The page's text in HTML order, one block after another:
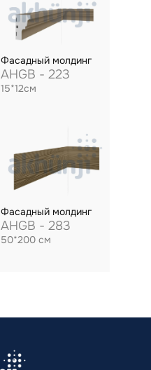
Фасадный молдинг
AHGB - 223
15*12см
Фасадный молдинг
AHGB - 283
50*200 см